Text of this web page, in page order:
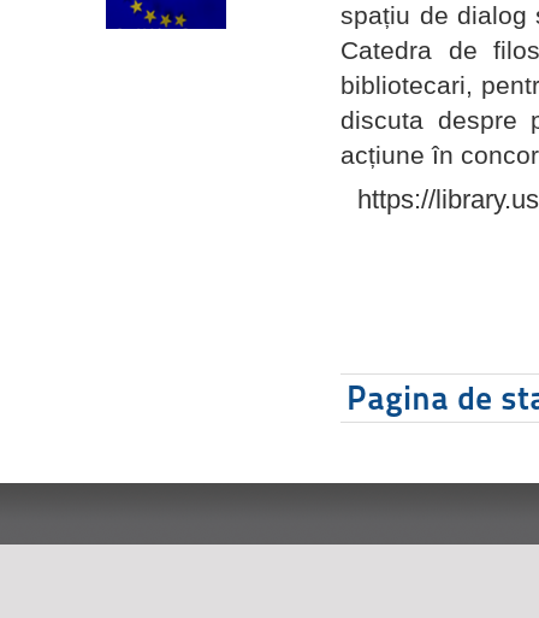
spațiu de dialog
Catedra de
bibliotecari,
discuta despre
acțiune în
https://
Pagina de